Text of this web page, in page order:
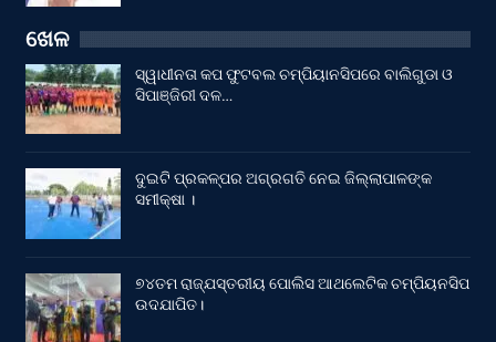
ଖେଳ
ସ୍ୱାଧୀନତା କପ ଫୁଟବଲ ଚମ୍ପିୟାନସିପରେ ବାଲିଗୁଡା ଓ
ସିପାଞ୍ଜିରୀ ଦଳ…
ଦୁଇଟି ପ୍ରକଳ୍ପର ଅଗ୍ରଗତି ନେଇ ଜିଲ୍ଲାପାଳଙ୍କ
ସମୀକ୍ଷା ।
୭୪ତମ ରାଜ୍ଯସ୍ତରୀୟ ପୋଲିସ ଆଥଲେଟିକ ଚମ୍ପିୟନସିପ
ଉଦଯାପିତ।